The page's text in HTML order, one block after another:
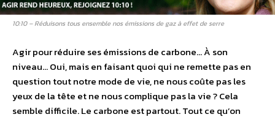
10:10 – Réduisons tous ensemble nos émissions de gaz à effet de serre
Agir pour réduire ses émissions de carbone… À son
niveau… Oui, mais en faisant quoi qui ne remette pas en
question tout notre mode de vie, ne nous coûte pas les
yeux de la tête et ne nous complique pas la vie ? Cela
semble difficile. Le carbone est partout. Tout ce qu’on